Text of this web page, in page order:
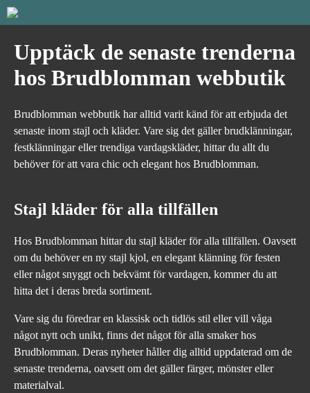
Upptäck de senaste trenderna
hos Brudblomman webbutik
Brudblomman webbutik har alltid varit känd för att erbjuda det
senaste inom stajl och kläder. Vare sig det gäller brudklänningar,
festklänningar eller trendiga vardagskläder, hittar du allt du
behöver för att vara chic och elegant hos Brudblomman.
Stajl kläder för alla tillfällen
Hos Brudblomman hittar du stajl kläder för alla tillfällen. Oavsett
om du behöver en ny stajl kjol, en elegant klänning för festen
eller något snyggt och bekvämt för vardagen, kommer du att
hitta det i deras breda sortiment.
Vare sig du föredrar en klassisk och tidlös stil eller vill våga
något nytt och unikt, finns det något för alla smaker hos
Brudblomman. Deras nyheter håller dig alltid uppdaterad om de
senaste trenderna, oavsett om det gäller färger, mönster eller
materialval.